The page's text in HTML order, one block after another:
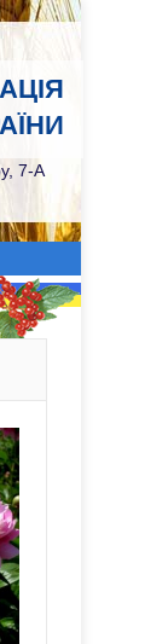
7-А